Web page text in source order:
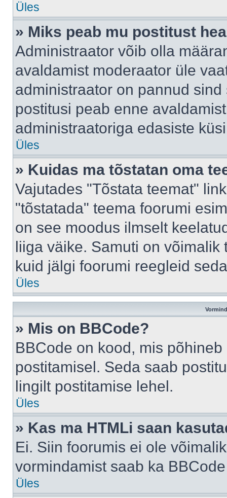
Üles
» Miks peab mu postitust
Administraator võib olla
avaldamist moderaator üle
administraator on pannud
postitusi peab enne
administraatoriga edasiste
Üles
» Kuidas ma tõstatan oma
Vajutades "Tõstata teemat"
"tõstatada" teema foorumi
on see moodus ilmselt
liiga väike. Samuti on
kuid jälgi foorumi reegleid
Üles
» Mis on BBCode?
BBCode on kood, mis
postitamisel. Seda saab
lingilt postitamise lehel.
Üles
» Kas ma HTMLi saan
Ei. Siin foorumis ei ole
vormindamist saab ka
Üles